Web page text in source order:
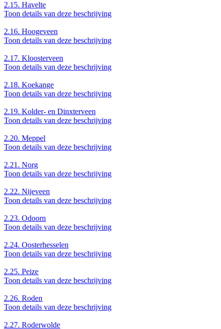
2.15. Havelte
Toon details van deze beschrijving
2.16. Hoogeveen
Toon details van deze beschrijving
2.17. Kloosterveen
Toon details van deze beschrijving
2.18. Koekange
Toon details van deze beschrijving
2.19. Kolder- en Dinxterveen
Toon details van deze beschrijving
2.20. Meppel
Toon details van deze beschrijving
2.21. Norg
Toon details van deze beschrijving
2.22. Nijeveen
Toon details van deze beschrijving
2.23. Odoorn
Toon details van deze beschrijving
2.24. Oosterhesselen
Toon details van deze beschrijving
2.25. Peize
Toon details van deze beschrijving
2.26. Roden
Toon details van deze beschrijving
2.27. Roderwolde